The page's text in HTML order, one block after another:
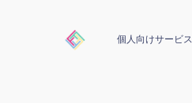
個人向けサービス